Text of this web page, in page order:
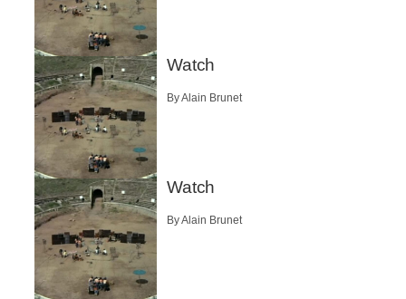
Watch
By Alain Brunet
Watch
By Alain Brunet